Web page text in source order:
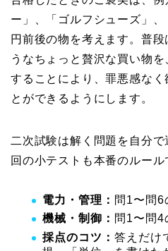
ー」、「ゴルフシューズ」
円前後の物を考えます。普
うなちょっと贅沢な買い物
することにより、罪悪感なく
とができるようにします。
二次試験は解く問題を自分
回の小テストも本番のルール
電力・管理： 問1〜問6
機械・制御： 問1〜問4
採点のコツ： 答えだけ